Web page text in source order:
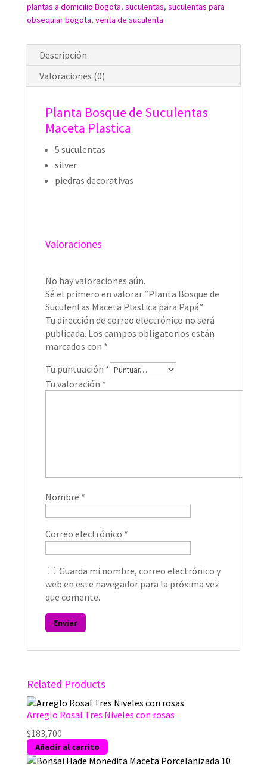
plantas a domicilio Bogota, suculentas, suculentas para
obsequiar bogota, venta de suculenta
Descripción
Valoraciones (0)
Planta Bosque de Suculentas
Maceta Plastica
5 suculentas
silver
piedras decorativas
Valoraciones
No hay valoraciones aún.
Sé el primero en valorar “Planta Bosque de
Suculentas Maceta Plastica para Papá”
Tu dirección de correo electrónico no será
publicada. Los campos obligatorios están
marcados con *
Tu puntuación *
Tu valoración *
Nombre *
Correo electrónico *
Guarda mi nombre, correo electrónico y
web en este navegador para la próxima vez
que comente.
Related Products
Arreglo Rosal Tres Niveles con rosas
$183,700
Añadir al carrito